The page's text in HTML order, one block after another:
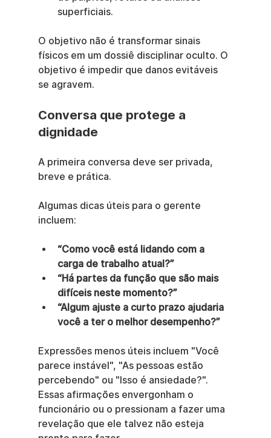
superficiais.
O objetivo não é transformar sinais
físicos em um dossiê disciplinar oculto. O
objetivo é impedir que danos evitáveis
se agravem.
Conversa que protege a
dignidade
A primeira conversa deve ser privada,
breve e prática.
Algumas dicas úteis para o gerente
incluem:
“Como você está lidando com a
carga de trabalho atual?”
“Há partes da função que são mais
difíceis neste momento?”
“Algum ajuste a curto prazo ajudaria
você a ter o melhor desempenho?”
Expressões menos úteis incluem "Você
parece instável", "As pessoas estão
percebendo" ou "Isso é ansiedade?".
Essas afirmações envergonham o
funcionário ou o pressionam a fazer uma
revelação que ele talvez não esteja